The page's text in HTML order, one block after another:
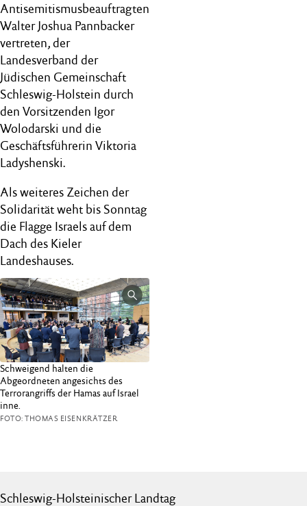
Antisemitismusbeauftragten
Walter Joshua Pannbacker
vertreten, der
Landesverband der
Jüdischen Gemeinschaft
Schleswig-Holstein durch
den Vorsitzenden Igor
Wolodarski und die
Geschäftsführerin Viktoria
Ladyshenski.
Als weiteres Zeichen der
Solidarität weht bis Sonntag
die Flagge Israels auf dem
Dach des Kieler
Landeshauses.
Schweigend halten die
Abgeordneten angesichts des
Terrorangriffs der Hamas auf Israel
inne.
FOTO: THOMAS EISENKRÄTZER
Schleswig-Holsteinischer Landtag